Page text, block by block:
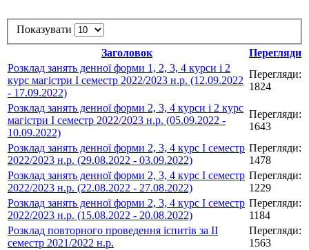
Показувати
Заголовок
Перегляди
Розклад занять денної форми 1, 2, 3, 4 курси і 2
курс магістри І семестр 2022/2023 н.р. (12.09.2022
- 17.09.2022)
Перегляди:
1824
Розклад занять денної форми 2, 3, 4 курси і 2 курс
магістри І семестр 2022/2023 н.р. (05.09.2022 -
10.09.2022)
Перегляди:
1643
Розклад занять денної форми 2, 3, 4 курс І семестр
2022/2023 н.р. (29.08.2022 - 03.09.2022)
Перегляди:
1478
Розклад занять денної форми 2, 3, 4 курс І семестр
2022/2023 н.р. (22.08.2022 - 27.08.2022)
Перегляди:
1229
Розклад занять денної форми 2, 3, 4 курс І семестр
2022/2023 н.р. (15.08.2022 - 20.08.2022)
Перегляди:
1184
Розклад повторного проведення іспитів за ІІ
семестр 2021/2022 н.р.
Перегляди:
1563